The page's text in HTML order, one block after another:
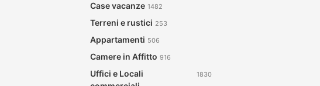
Case vacanze 1482
Terreni e rustici 253
Appartamenti 506
Camere in Affitto 916
Uffici e Locali
1830